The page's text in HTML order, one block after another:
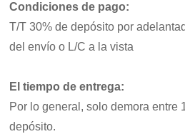
Condiciones de pago:
T/T 30% de depósito por
del envío o L/C a la vista
El tiempo de entrega:
Por lo general, solo demora entre
depósito.